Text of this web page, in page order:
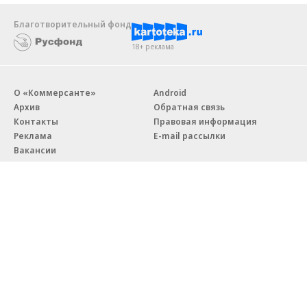
Благотворительный фонд
18+ реклама
О «Коммерсанте»
Архив
Контакты
Реклама
Вакансии
Android
Обратная связь
Правовая информация
E-mail рассылки